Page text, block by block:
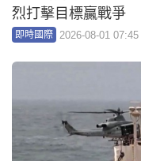
烈打擊目標贏戰爭
即時國際 2026-08-01